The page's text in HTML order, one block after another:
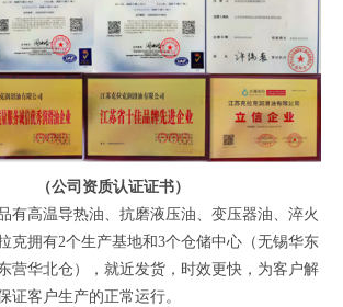
（公司资质认证证书）
高温导热油、抗磨液压油、变压器油、淬火
克拥有2个生产基地和3个仓储中心（无锡华东
营华北仓），就近发货，时效更快，为客户解
证客户生产的正常运行。